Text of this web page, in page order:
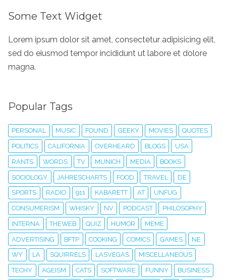
Some Text Widget
Lorem ipsum dolor sit amet, consectetur adipisicing elit,
sed do eiusmod tempor incididunt ut labore et dolore
magna.
Popular Tags
PERSONAL MUSIC FOUND GEEKY MOVIES QUOTES
POLITICS CALIFORNIA OVERHEARD BLOGS USA
RANTS WORDS TV MUNICH MEDIA BOOKS
SOCIOLOGY JAHRESCHARTS FOOD TRAVEL DE
SPORTS RADIO 911 KABARETT AT UNFUG
CONSUMERISM WHISKY NV PODCAST PHILOSOPHY
INTERNA THEWEB QUIZ HUMOR MEME
ADVERTISING BFTP COOKING COMICS GAMES NE
WY LA SQUIRRELS LASVEGAS MISCELLANEOUS
TECHY AGEISM CATS SOFTWARE FUNNY BUSINESS